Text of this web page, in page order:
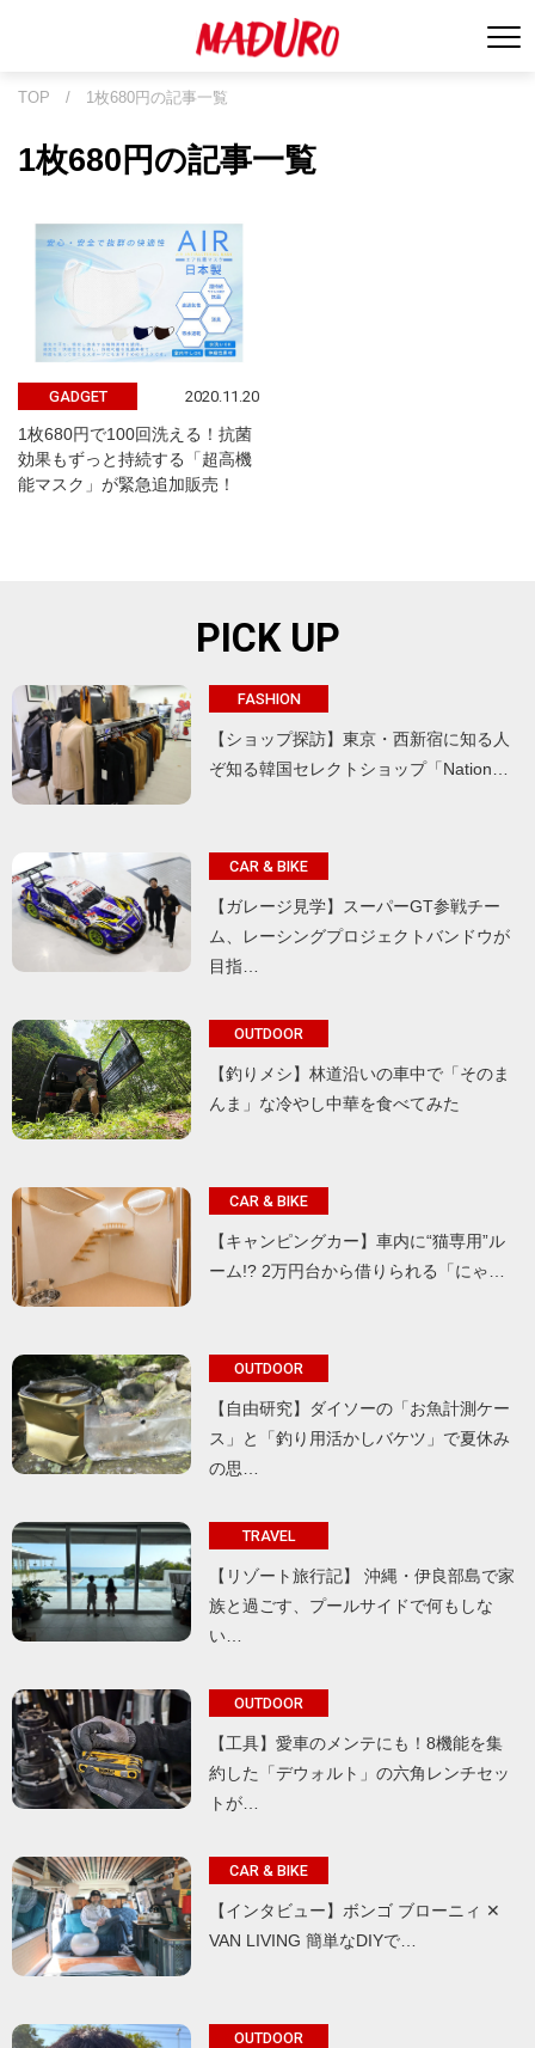
TOP / 1枚680円の記事一覧
1枚680円の記事一覧
GADGET 2020.11.20
1枚680円で100回洗える！抗菌
効果もずっと持続する「超高機
能マスク」が緊急追加販売！
PICK UP
FASHION
【ショップ探訪】東京・西新宿に知る人
ぞ知る韓国セレクトショップ「Nation…
CAR & BIKE
【ガレージ見学】スーパーGT参戦チー
ム、レーシングプロジェクトバンドウが
目指…
OUTDOOR
【釣りメシ】林道沿いの車中で「そのま
んま」な冷やし中華を食べてみた
CAR & BIKE
【キャンピングカー】車内に“猫専用”ル
ーム!? 2万円台から借りられる「にゃ…
OUTDOOR
【自由研究】ダイソーの「お魚計測ケー
ス」と「釣り用活かしバケツ」で夏休み
の思…
TRAVEL
【リゾート旅行記】 沖縄・伊良部島で家
族と過ごす、プールサイドで何もしな
い…
OUTDOOR
【工具】愛車のメンテにも！8機能を集
約した「デウォルト」の六角レンチセッ
トが…
CAR & BIKE
【インタビュー】ボンゴ ブローニィ ✕
VAN LIVING 簡単なDIYで…
OUTDOOR